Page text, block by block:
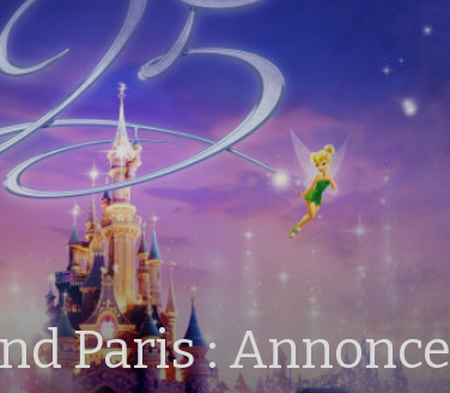
Paris : Annonce